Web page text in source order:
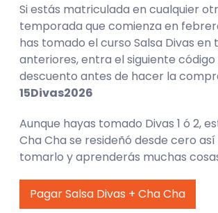
Si estás matriculada en cualquier
temporada que comienza en
has tomado el curso Salsa Divas
anteriores, entra el siguiente código
descuento antes de hacer la
15Divas2026
Aunque hayas tomado Divas 1 ó 2,
Cha Cha se resideñó desde cero
tomarlo y aprenderás muchas
Pagar Salsa Divas + Cha Cha